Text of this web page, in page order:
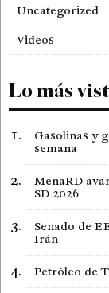
Uncategorized
Videos
Lo más
Gasolinas y
semana
MenaRD
SD 2026
Senado de
Irán
Petróleo de